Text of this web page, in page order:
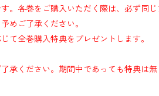
。各巻をご購入いただく際は、必ず同
めご了承ください。
全巻購入特典をプレゼントします。
承ください。期間中であっても特典は